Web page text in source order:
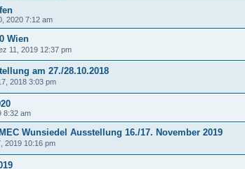
2020 7:12 am
Wien
11, 2019 12:37 pm
am 27./28.10.2018
2018 3:03 pm
8:32 am
Wunsiedel Ausstellung 16./17. November 2019
2019 10:16 pm